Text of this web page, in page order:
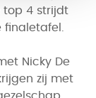
top 4 strijdt
Nicky De
zij met